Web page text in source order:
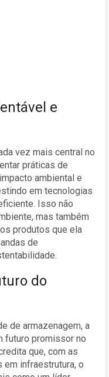
e
vez mais central no
práticas de
ambiental e
em tecnologias
Isso não
mas também
produtos que ela
de
do
de armazenagem, a
futuro promissor no
que, com as
infraestrutura, o